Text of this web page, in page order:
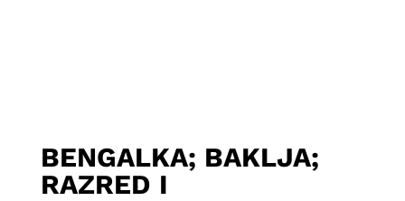
BENGALKA; BAKLJA;
RAZRED I